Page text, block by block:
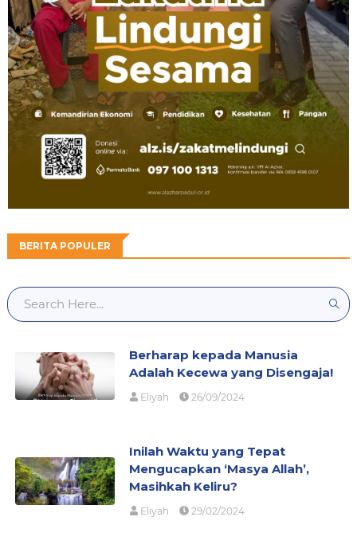
BERITA POPULER
Berharap kepada Manusia
Adalah Kecewa yang Disengaja!
Eliyah 26/09/2024
Inilah Waktu yang Tepat
Mengucapkan ‘Masya Allah’,
Masihkah Keliru?
Eliyah 29/02/2024